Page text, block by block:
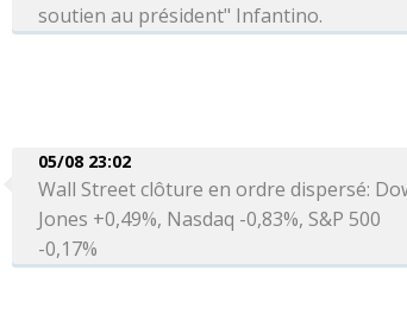
soutien au président" Infantino.
05/08 23:02
Wall Street clôture en ordre dispersé:
Jones +0,49%, Nasdaq -0,83%, S&P 500
-0,17%